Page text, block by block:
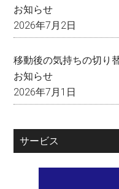
お知らせ
2026年7月2日
移動後の気持ちの切り
お知らせ
2026年7月1日
サービス